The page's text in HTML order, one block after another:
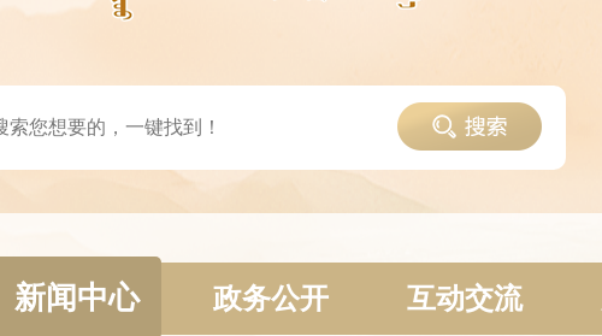
新闻中心 政务公开 互动交流